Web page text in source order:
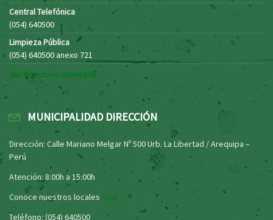
Central Telefónica
(054) 640500
Limpieza Pública
(054) 640500 anexo 721
Ver directorio municipal
MUNICIPALIDAD DIRECCIÓN
Dirección: Calle Mariano Melgar Nº 500 Urb. La Libertad / Arequipa –
Perú
Atención: 8:00h a 15:00h
Conoce nuestros locales aquí
Teléfono: (054) 640500